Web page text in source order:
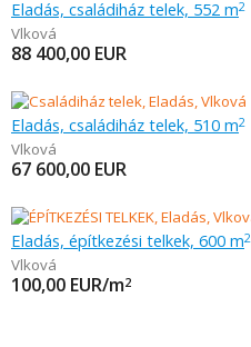
Eladás, családiház telek, 552 m2
Vlková
88 400,00 EUR
Eladás, családiház telek, 510 m2
Vlková
67 600,00 EUR
Eladás, építkezési telkek, 600 m2
Vlková
100,00 EUR/m2